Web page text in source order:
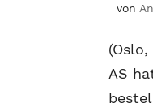
von
AS